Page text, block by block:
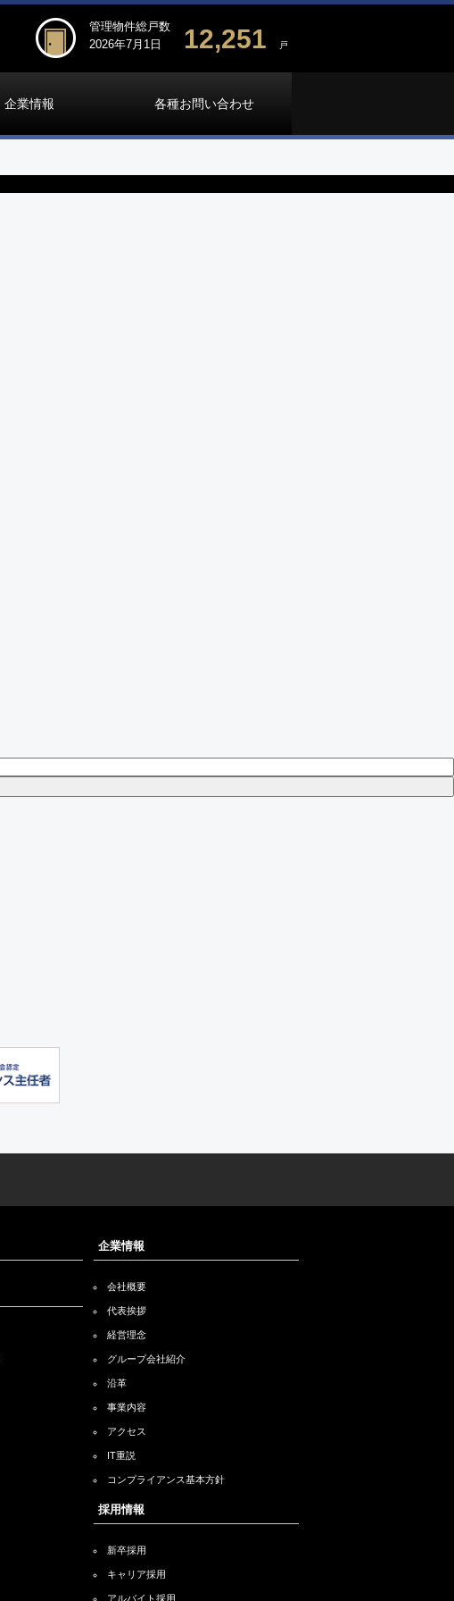
管理物件総戸数
2026年7月1日
12,251 戸
企業情報 各種お問い合わせ
企業情報
会社概要
代表挨拶
経営理念
グループ会社紹介
沿革
事業内容
アクセス
IT重説
コンプライアンス基本方針
採用情報
新卒採用
キャリア採用
アルバイト採用